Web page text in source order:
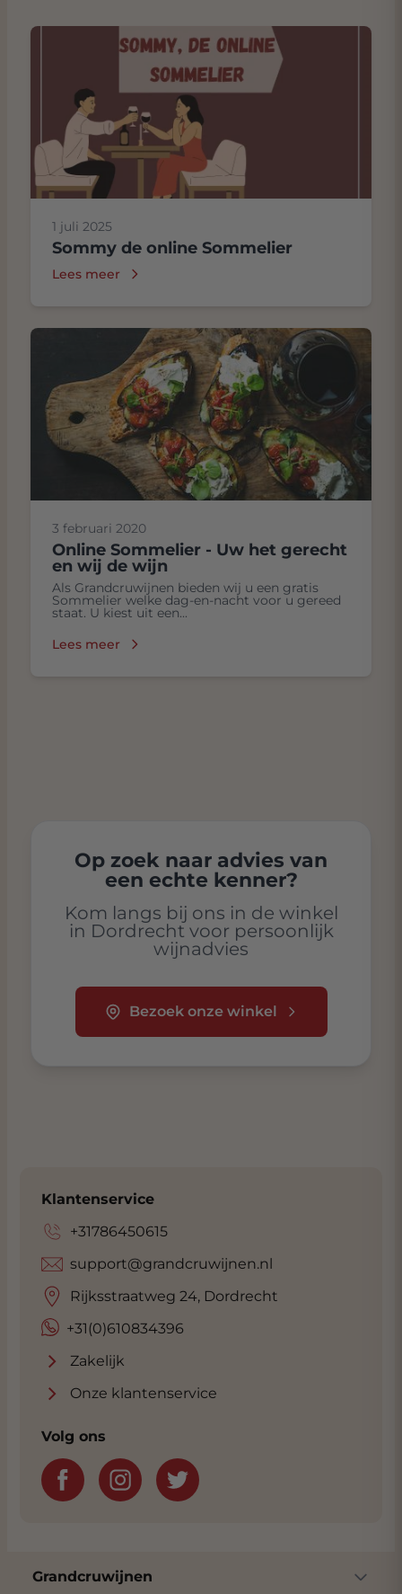
1 juli 2025
Sommy de online Sommelier
Lees meer
3 februari 2020
Online Sommelier - Uw het gerecht
en wij de wijn
Als Grandcruwijnen bieden wij u een gratis
Sommelier welke dag-en-nacht voor u gereed
staat. U kiest uit een...
Lees meer
Op zoek naar advies van
een echte kenner?
Kom langs bij ons in de winkel
in Dordrecht voor persoonlijk
wijnadvies
Bezoek onze winkel
Klantenservice
+31786450615
+31(0)610834396
support@grandcruwijnen.nl
Rijksstraatweg 24, Dordrecht
Zakelijk
Onze klantenservice
Volg ons
Grandcruwijnen